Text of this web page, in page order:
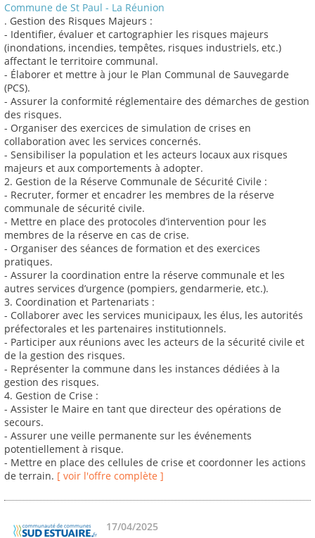
Commune de St Paul - La Réunion
. Gestion des Risques Majeurs :
- Identifier, évaluer et cartographier les risques majeurs
(inondations, incendies, tempêtes, risques industriels, etc.)
affectant le territoire communal.
- Élaborer et mettre à jour le Plan Communal de Sauvegarde
(PCS).
- Assurer la conformité réglementaire des démarches de gestion
des risques.
- Organiser des exercices de simulation de crises en
collaboration avec les services concernés.
- Sensibiliser la population et les acteurs locaux aux risques
majeurs et aux comportements à adopter.
2. Gestion de la Réserve Communale de Sécurité Civile :
- Recruter, former et encadrer les membres de la réserve
communale de sécurité civile.
- Mettre en place des protocoles d’intervention pour les
membres de la réserve en cas de crise.
- Organiser des séances de formation et des exercices
pratiques.
- Assurer la coordination entre la réserve communale et les
autres services d’urgence (pompiers, gendarmerie, etc.).
3. Coordination et Partenariats :
- Collaborer avec les services municipaux, les élus, les autorités
préfectorales et les partenaires institutionnels.
- Participer aux réunions avec les acteurs de la sécurité civile et
de la gestion des risques.
- Représenter la commune dans les instances dédiées à la
gestion des risques.
4. Gestion de Crise :
- Assister le Maire en tant que directeur des opérations de
secours.
- Assurer une veille permanente sur les événements
potentiellement à risque.
- Mettre en place des cellules de crise et coordonner les actions
de terrain. [ voir l'offre complète ]
17/04/2025